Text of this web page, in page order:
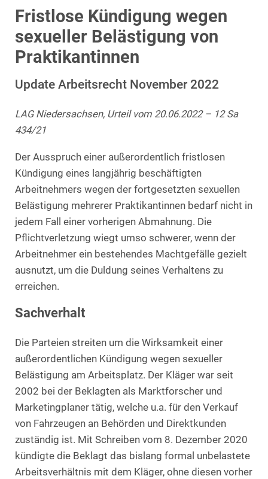
Fristlose Kündigung wegen
sexueller Belästigung von
Praktikantinnen
Update Arbeitsrecht November 2022
LAG Niedersachsen, Urteil vom 20.06.2022 – 12 Sa
434/21
Der Ausspruch einer außerordentlich fristlosen
Kündigung eines langjährig beschäftigten
Arbeitnehmers wegen der fortgesetzten sexuellen
Belästigung mehrerer Praktikantinnen bedarf nicht in
jedem Fall einer vorherigen Abmahnung. Die
Pflichtverletzung wiegt umso schwerer, wenn der
Arbeitnehmer ein bestehendes Machtgefälle gezielt
ausnutzt, um die Duldung seines Verhaltens zu
erreichen.
Sachverhalt
Die Parteien streiten um die Wirksamkeit einer
außerordentlichen Kündigung wegen sexueller
Belästigung am Arbeitsplatz. Der Kläger war seit
2002 bei der Beklagten als Marktforscher und
Marketingplaner tätig, welche u.a. für den Verkauf
von Fahrzeugen an Behörden und Direktkunden
zuständig ist. Mit Schreiben vom 8. Dezember 2020
kündigte die Beklagt das bislang formal unbelastete
Arbeitsverhältnis mit dem Kläger, ohne diesen vorher